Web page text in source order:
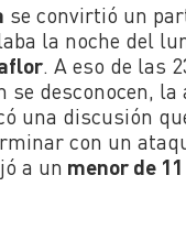
se convirtió un
la noche del
. A eso de las
se desconocen, la
una discusión
con un
a un menor de